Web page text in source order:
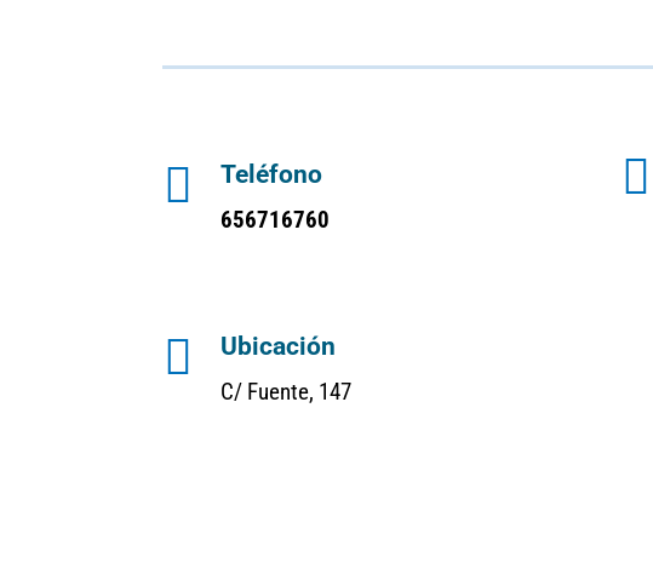
 Teléfono
656716760

 Ubicación
C/ Fuente, 147